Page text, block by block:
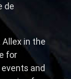
de
in the
for
and